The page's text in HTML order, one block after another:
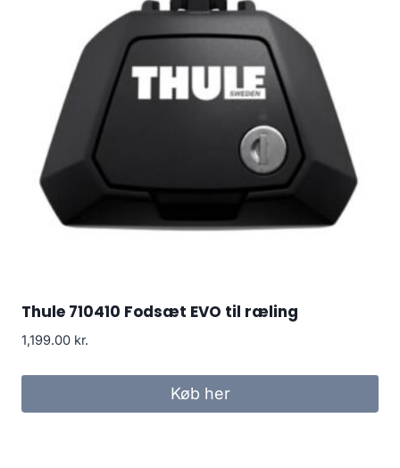
Thule 710410 Fodsæt EVO til ræling
1,199.00 kr.
Køb her